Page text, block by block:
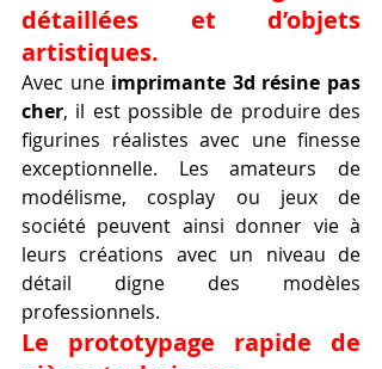
détaillées et d’objets
artistiques.
Avec une imprimante 3d résine pas
cher, il est possible de produire des
figurines réalistes avec une finesse
exceptionnelle. Les amateurs de
modélisme, cosplay ou jeux de
société peuvent ainsi donner vie à
leurs créations avec un niveau de
détail digne des modèles
professionnels.
Le prototypage rapide de